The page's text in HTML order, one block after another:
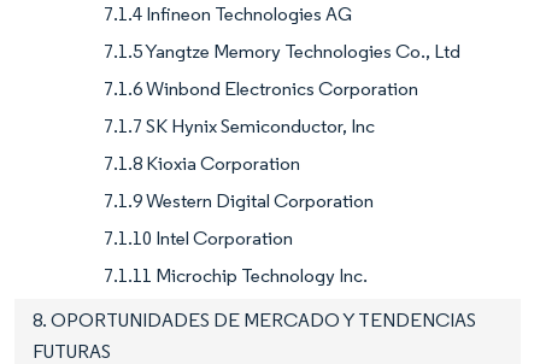
7.1.4 Infineon Technologies AG
7.1.5 Yangtze Memory Technologies Co., Ltd
7.1.6 Winbond Electronics Corporation
7.1.7 SK Hynix Semiconductor, Inc
7.1.8 Kioxia Corporation
7.1.9 Western Digital Corporation
7.1.10 Intel Corporation
7.1.11 Microchip Technology Inc.
8. OPORTUNIDADES DE MERCADO Y TENDENCIAS
FUTURAS